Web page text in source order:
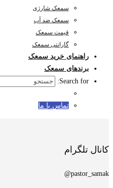
سمعک شارژی
سمعک ضد آب
قیمت سمعک
گارانتی سمعک
راهنمای خرید سمعک
برندهای سمعک
Search for:
تماس با ما
کانال تلگرام
pastor_samak@